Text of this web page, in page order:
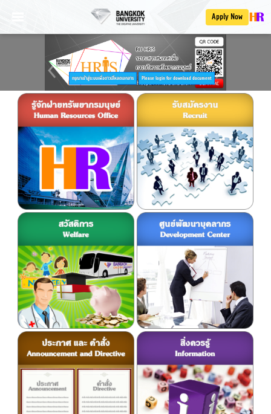
Apply Now
กรุณาเข้าสู่ระบบเพื่อดาวน์โหลดเอกสาร Please login for download document